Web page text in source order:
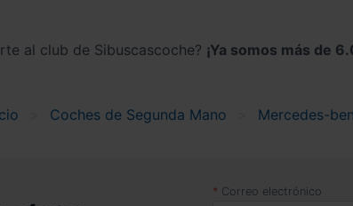
al club de Sibuscascoche? ¡Ya somos más de
Coches de Segunda Mano Mercedes-
Correo electrónico